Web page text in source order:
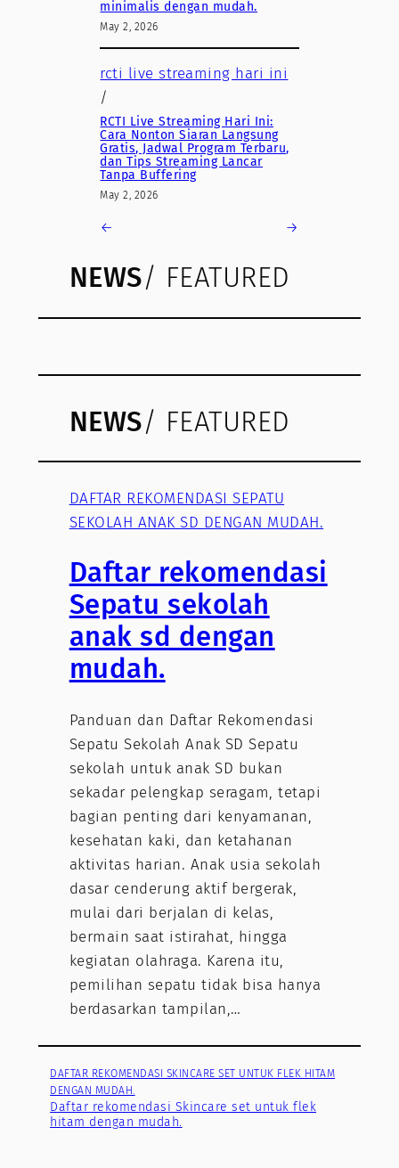
minimalis dengan mudah.
May 2, 2026
rcti live streaming hari ini
/
RCTI Live Streaming Hari Ini:
Cara Nonton Siaran Langsung
Gratis, Jadwal Program Terbaru,
dan Tips Streaming Lancar
Tanpa Buffering
May 2, 2026
← →
NEWS/ FEATURED
NEWS/ FEATURED
DAFTAR REKOMENDASI SEPATU
SEKOLAH ANAK SD DENGAN MUDAH.
Daftar rekomendasi
Sepatu sekolah
anak sd dengan
mudah.
Panduan dan Daftar Rekomendasi
Sepatu Sekolah Anak SD Sepatu
sekolah untuk anak SD bukan
sekadar pelengkap seragam, tetapi
bagian penting dari kenyamanan,
kesehatan kaki, dan ketahanan
aktivitas harian. Anak usia sekolah
dasar cenderung aktif bergerak,
mulai dari berjalan di kelas,
bermain saat istirahat, hingga
kegiatan olahraga. Karena itu,
pemilihan sepatu tidak bisa hanya
berdasarkan tampilan,…
DAFTAR REKOMENDASI SKINCARE SET UNTUK FLEK HITAM
DENGAN MUDAH.
Daftar rekomendasi Skincare set untuk flek
hitam dengan mudah.